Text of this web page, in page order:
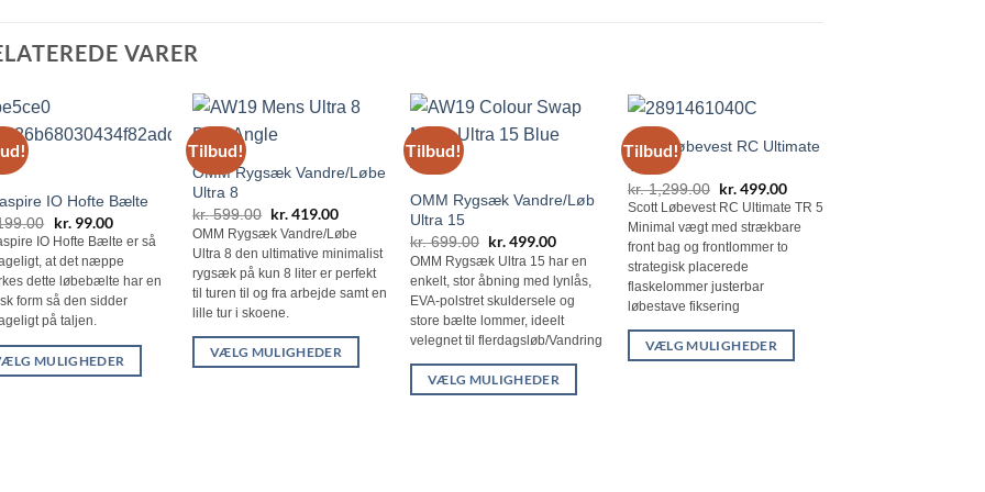
VARER
IO Hofte Bælte
Den
oprindelige
pris
var:
kr. 199.00.
kr.99.00Den
aktuelle
er:
kr. 99.00.
IO Hofte Bælte er så
at det næppe
dette løbebælte har en
form så den sidder
på taljen.
MULIGHEDER
Tilbud!
OMM Rygsæk Vandre/Løbe
Ultra 8
kr.599.00 Den
oprindelige
pris
var:
kr. 599.00.
kr.419.00Den
aktuelle
pris
er:
kr. 419.00.
OMM Rygsæk Vandre/Løbe
Ultra 8 den ultimative minimalist
rygsæk på kun 8 liter er perfekt
til turen til og fra arbejde samt en
lille tur i skoene.
VÆLG MULIGHEDER
Tilbud!
OMM Rygsæk Vandre/Løb
Ultra 15
kr.699.00 Den
oprindelige
pris
var:
kr. 699.00.
kr.499.00Den
aktuelle
pris
er:
kr. 499.00.
OMM Rygsæk Ultra 15 har en
enkelt, stor åbning med lynlås,
EVA-polstret skuldersele og
store bælte lommer, ideelt
velegnet til flerdagsløb/Vandring
VÆLG MULIGHEDER
Tilbud!
Scott Løbevest RC Ultimate
TR 5
kr.1,299.00 Den
oprindelige
pris
var:
kr. 1,299.00.
kr.499.00Den
aktuelle
er:
kr. 499.00.
Scott Løbevest RC Ultimate TR 5
Minimal vægt med strækbare
front bag og frontlommer to
strategisk placerede
flaskelommer justerbar
løbestave fiksering
VÆLG MULIGHEDER